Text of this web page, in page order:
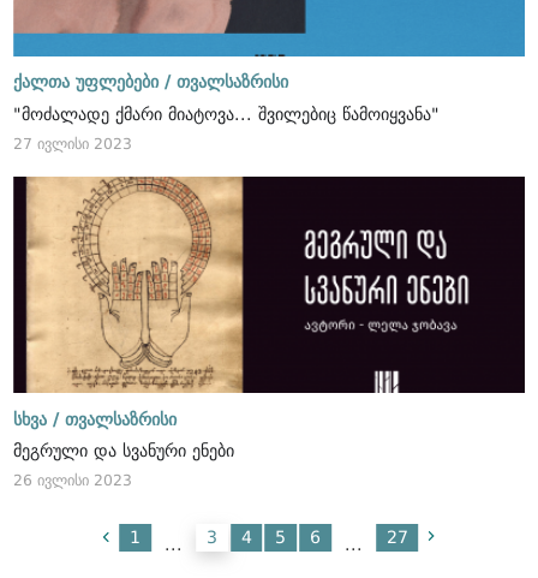
ქალთა უფლებები / თვალსაზრისი
"მოძალადე ქმარი მიატოვა... შვილებიც წამოიყვანა"
27 ივლისი 2023
სხვა / თვალსაზრისი
მეგრული და სვანური ენები
26 ივლისი 2023
1 ... 3 4 5 6 ... 27